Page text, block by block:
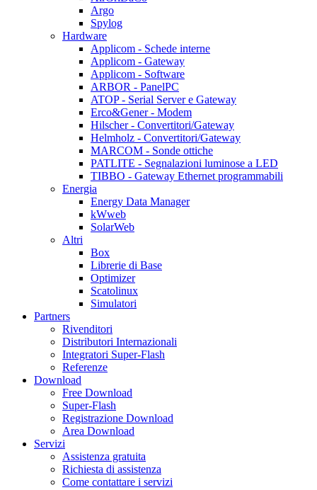
Argo
Spylog
Hardware
Applicom - Schede interne
Applicom - Gateway
Applicom - Software
ARBOR - PanelPC
ATOP - Serial Server e Gateway
Erco&Gener - Modem
Hilscher - Convertitori/Gateway
Helmholz - Convertitori/Gateway
MARCOM - Sonde ottiche
PATLITE - Segnalazioni luminose a LED
TIBBO - Gateway Ethernet programmabili
Energia
Energy Data Manager
kWweb
SolarWeb
Altri
Box
Librerie di Base
Optimizer
Scatolinux
Simulatori
Partners
Rivenditori
Distributori Internazionali
Integratori Super-Flash
Referenze
Download
Free Download
Super-Flash
Registrazione Download
Area Download
Servizi
Assistenza gratuita
Richiesta di assistenza
Come contattare i servizi